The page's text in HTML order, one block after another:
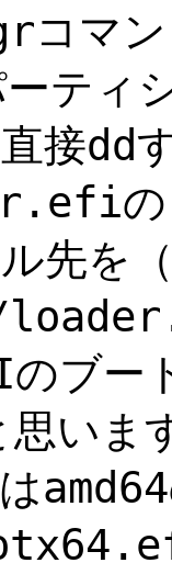
マン
ティ
接dd
の
先を
ブー
思いま